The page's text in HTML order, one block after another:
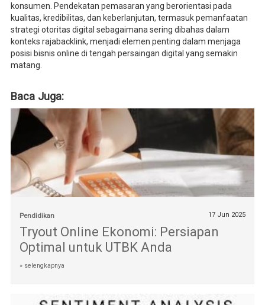
konsumen. Pendekatan pemasaran yang berorientasi pada
kualitas, kredibilitas, dan keberlanjutan, termasuk pemanfaatan
strategi otoritas digital sebagaimana sering dibahas dalam
konteks rajabacklink, menjadi elemen penting dalam menjaga
posisi bisnis online di tengah persaingan digital yang semakin
matang.
Baca Juga:
Pendidikan 17 Jun 2025
Tryout Online Ekonomi: Persiapan
Optimal untuk UTBK Anda
» selengkapnya